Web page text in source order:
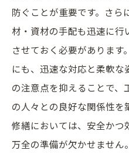
防ぐことが重要です。さら
材・資材の手配も迅速に行
させておく必要があります
にも、迅速な対応と柔軟な
の注意点を抑えることで、
の人々との良好な関係性を
修繕においては、安全かつ
万全の準備が欠かせません。